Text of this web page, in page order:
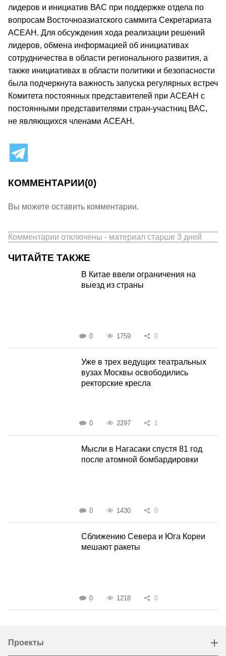
лидеров и инициатив ВАС при поддержке отдела по
вопросам Восточноазиатского саммита Секретариата
АСЕАН. Для обсуждения хода реализации решений
лидеров, обмена информацией об инициативах
сотрудничества в области регионального развития, а
также инициативах в области политики и безопасности
была подчеркнута важность запуска регулярных встреч
Комитета постоянных представителей при АСЕАН с
постоянными представителями стран-участниц ВАС,
не являющихся членами АСЕАН.
КОММЕНТАРИИ(0)
Вы можете оставить комментарии.
Комментарии отключены - материал старше 3 дней
ЧИТАЙТЕ ТАКЖЕ
В Китае ввели ограничения на
выезд из страны
0 1759 0
Уже в трех ведущих театральных
вузах Москвы освободились
ректорские кресла
0 2297 1
Мысли в Нагасаки спустя 81 год
после атомной бомбардировки
0 1430 0
Сближению Севера и Юга Кореи
мешают ракеты
0 1218 0
Проекты